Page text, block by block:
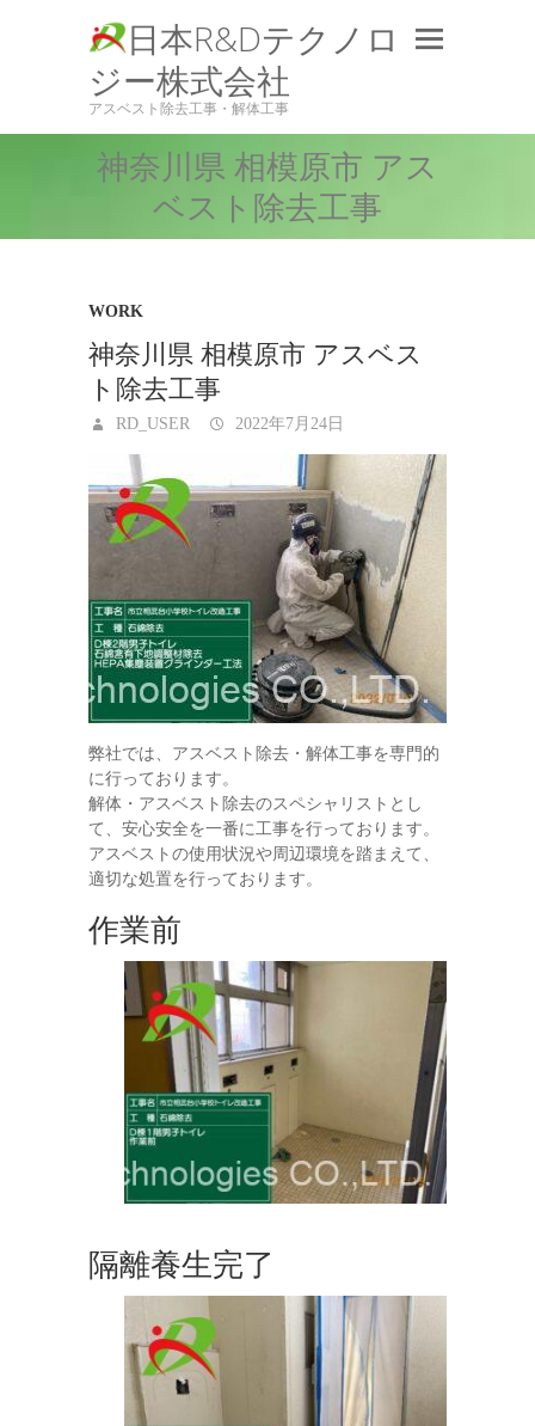
日本R&Dテクノロ
ジー株式会社
アスベスト除去工事・解体工事
神奈川県 相模原市 アス
ベスト除去工事
WORK
神奈川県 相模原市 アスベス
ト除去工事
RD_USER 2022年7月24日
弊社では、アスベスト除去・解体工事を専門的
に行っております。
解体・アスベスト除去のスペシャリストとし
て、安心安全を一番に工事を行っております。
アスベストの使用状況や周辺環境を踏まえて、
適切な処置を行っております。
作業前
隔離養生完了